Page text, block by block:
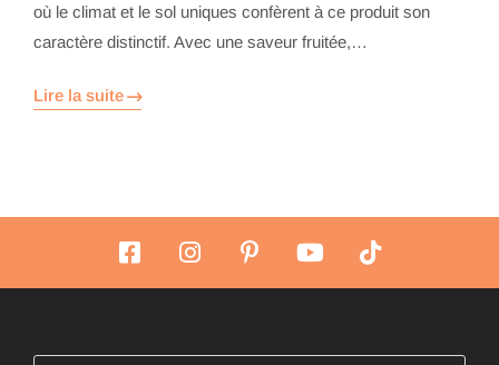
où le climat et le sol uniques confèrent à ce produit son
caractère distinctif. Avec une saveur fruitée,…
Lire la suite